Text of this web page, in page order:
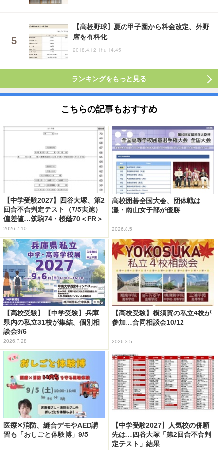
【高校野球】夏の甲子園から料金改定、外野
席を有料化
2018.4.12 Thu 14:45
ランキングをもっと見る
こちらの記事もおすすめ
【中学受験2027】四谷大塚、第2
回合不合判定テスト（7/5実施）
偏差値…筑駒74・桜蔭70＜PR＞
2026.7.10
高校囲碁全国大会、団体戦は
灘・南山女子部が優勝
2026.8.5
【高校受験】【中学受験】兵庫
県内の私立31校が集結、個別相
談会9/6
2026.7.28
【高校受験】横須賀の私立4校が
参加…合同相談会10/12
2026.8.5
医療✕消防、縫合デモやAED講
習も「おしごと体験博」9/5
【中学受験2027】人気校の併願
先は…四谷大塚「第2回合不合判
定テスト」結果